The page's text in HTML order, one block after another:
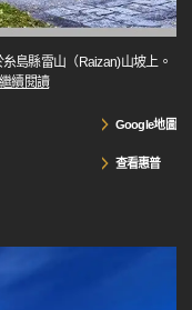
島縣雷山（Raizan)山坡上。
續閱讀
Google地圖
查看惠普